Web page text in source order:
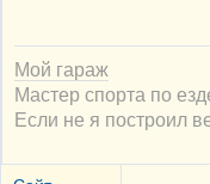
Мой гараж
Мастер спорта по
Если не я построил